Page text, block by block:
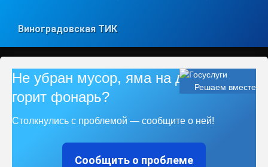
Виноградовская ТИК
Решаем вместе
Не убран мусор, яма на дороге, не
горит фонарь?
Столкнулись с проблемой — сообщите о ней!
Сообщить о проблеме